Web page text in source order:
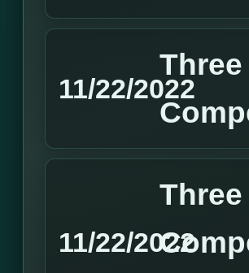
11/22/2022
11/22/2022